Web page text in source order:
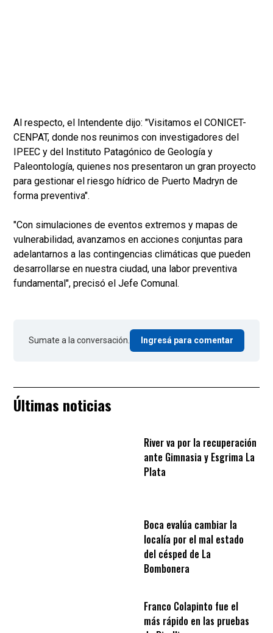
Al respecto, el Intendente dijo: "Visitamos el CONICET-
CENPAT, donde nos reunimos con investigadores del
IPEEC y del Instituto Patagónico de Geología y
Paleontología, quienes nos presentaron un gran proyecto
para gestionar el riesgo hídrico de Puerto Madryn de
forma preventiva".
"Con simulaciones de eventos extremos y mapas de
vulnerabilidad, avanzamos en acciones conjuntas para
adelantarnos a las contingencias climáticas que pueden
desarrollarse en nuestra ciudad, una labor preventiva
fundamental", precisó el Jefe Comunal.
Sumate a la conversación. Ingresá para comentar
Últimas noticias
River va por la recuperación
ante Gimnasia y Esgrima La
Plata
Boca evalúa cambiar la
localía por el mal estado
del césped de La
Bombonera
Franco Colapinto fue el
más rápido en las pruebas